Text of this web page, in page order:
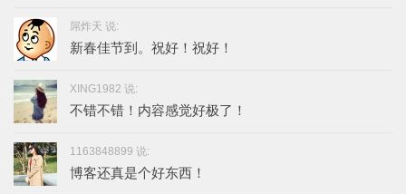
屌炸天 说:
新春佳节到。祝好！祝好！
XING1982 说:
不错不错！内容感觉好极了！
1163848899 说:
博客还真是个好东西！